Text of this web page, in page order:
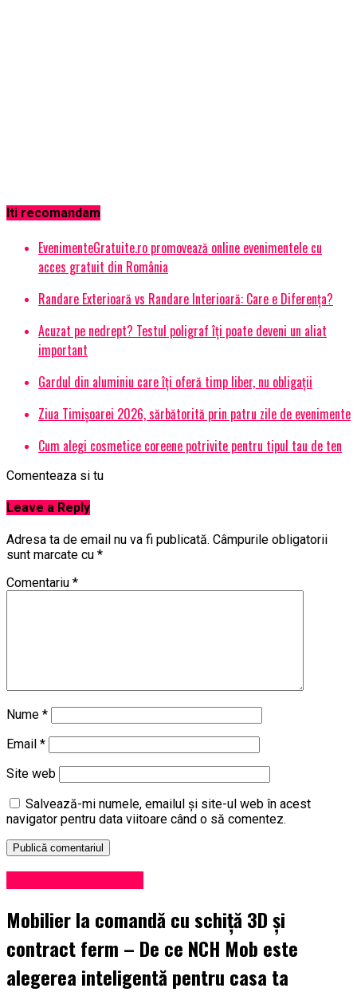
Iti recomandam
EvenimenteGratuite.ro promovează online evenimentele cu
acces gratuit din România
Randare Exterioară vs Randare Interioară: Care e Diferența?
Acuzat pe nedrept? Testul poligraf îţi poate deveni un aliat
important
Gardul din aluminiu care îți oferă timp liber, nu obligații
Ziua Timișoarei 2026, sărbătorită prin patru zile de evenimente
Cum alegi cosmetice coreene potrivite pentru tipul tau de ten
Comenteaza si tu
Leave a Reply
Adresa ta de email nu va fi publicată. Câmpurile obligatorii
sunt marcate cu *
Comentariu *
Nume *
Email *
Site web
Salvează-mi numele, emailul și site-ul web în acest
navigator pentru data viitoare când o să comentez.
Mobilier la comandă cu schiță 3D și
contract ferm – De ce NCH Mob este
alegerea inteligentă pentru casa ta